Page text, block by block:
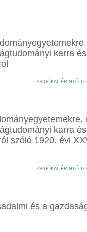
karra
ZSIDÓKAT ÉRINTŐ
karra
szóló 1920. évi
ZSIDÓKAT ÉRINTŐ
és a